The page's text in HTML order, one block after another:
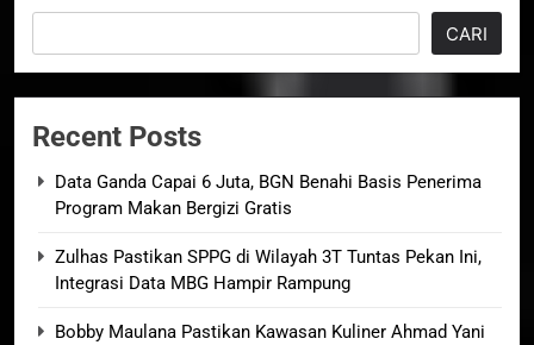
CARI
Recent Posts
Data Ganda Capai 6 Juta, BGN Benahi Basis Penerima
Program Makan Bergizi Gratis
Zulhas Pastikan SPPG di Wilayah 3T Tuntas Pekan Ini,
Integrasi Data MBG Hampir Rampung
Bobby Maulana Pastikan Kawasan Kuliner Ahmad Yani